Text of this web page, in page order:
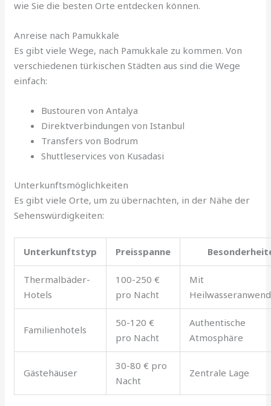
wie Sie die besten Orte entdecken können.
Anreise nach Pamukkale
Es gibt viele Wege, nach Pamukkale zu kommen. Von
verschiedenen türkischen Städten aus sind die Wege
einfach:
Bustouren von Antalya
Direktverbindungen von Istanbul
Transfers von Bodrum
Shuttleservices von Kusadasi
Unterkunftsmöglichkeiten
Es gibt viele Orte, um zu übernachten, in der Nähe der
Sehenswürdigkeiten:
Unterkunftstyp Preisspanne
Thermalbäder-
Hotels
100-250 €
pro Nacht
Mit
Familienhotels
50-120 €
pro Nacht
Authentische
Atmosphäre
Gästehäuser
30-80 € pro
Nacht
Zentrale Lage